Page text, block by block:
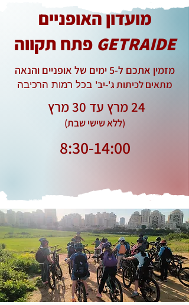
מועדון האופניים
GETRAIDE פתח תקווה
מזמין אתכם ל-5 ימים של אופניים והנאה
מתאים לכיתות ג'-יב' בכל רמות הרכיבה
24 מרץ עד 30 מרץ
(ללא שישי שבת)
8:30-14:00